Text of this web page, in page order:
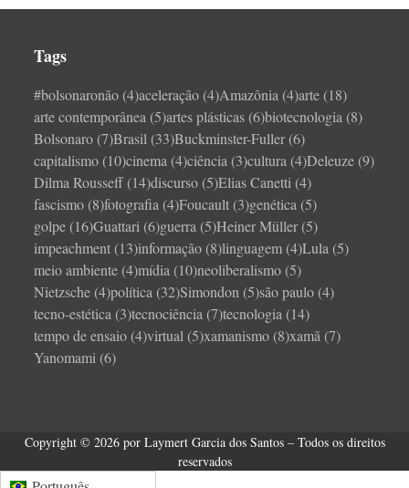
Tags
#bolsonaronão (4)aceleração (4)Amazônia (4)arte (18)
arte contemporânea (5)artes plásticas (6)biotecnologia (8)
Bolsonaro (7)Brasil (33)Buckminster-Fuller(6)
capitalismo (10)cinema (4)ciência (3)cultura (4)Deleuze (9)
Dilma Rousseff (14)discurso (5)Elias Canetti (4)
fascismo (8)fotografia (4)Foucault (3)genética (5)
golpe (16)Guattari (6)guerra (5)Heiner Müller(5)
impeachment (13)informação (8)linguagem (4)Lula (5)
meio ambiente (4)mídia (10)neoliberalismo (5)
Nietzsche (4)política (32)Simondon (5)são paulo (4)
tecno-estética (3)tecnociência (7)tecnologia (14)
tempo de ensaio (4)virtual (5)xamanismo (8)xamã (7)
Yanomami (6)
Copyright © 2026 por Laymert Garcia dos Santos – Todos os direitos
reservados